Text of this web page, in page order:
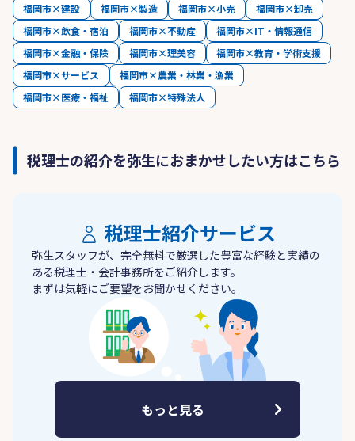
福岡市×建設 福岡市×製造 福岡市×小売
福岡市×卸売
福岡市×飲食・宿泊
福岡市×不動産
福岡市×IT・情報通信
福岡市×金融・保険
福岡市×理美容
福岡市×教育・学術支援
福岡市×サービス
福岡市×農業・林業・漁業
福岡市×医療・福祉
福岡市×特殊法人
税理士の紹介を弥生におまかせしたい方はこちら
税理士紹介サービス
弥生スタッフが、完全無料で厳選した豊富な経験と実績の
ある税理士・会計事務所をご紹介します。
まずは気軽にご要望をお聞かせください。
もっと見る